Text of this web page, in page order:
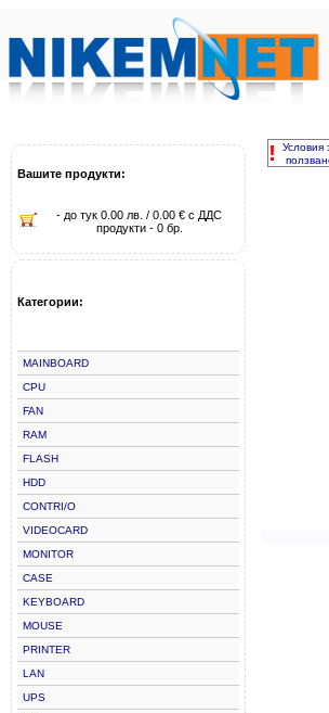
Вашите продукти:
- до тук 0.00 лв. / 0.00 € с ДДС
продукти - 0 бр.
Категории:
MAINBOARD
CPU
FAN
RAM
FLASH
HDD
CONTRI/O
VIDEOCARD
MONITOR
CASE
KEYBOARD
MOUSE
PRINTER
LAN
UPS
!
Условия